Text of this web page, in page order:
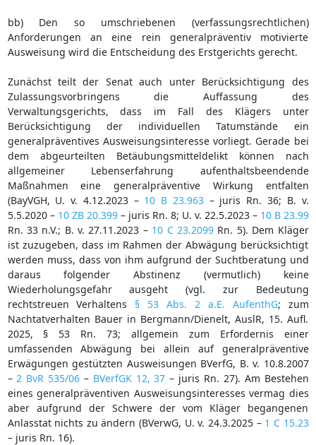
bb) Den so umschriebenen (verfassungsrechtlichen)
Anforderungen an eine rein generalpräventiv motivierte
Ausweisung wird die Entscheidung des Erstgerichts gerecht.
Zunächst teilt der Senat auch unter Berücksichtigung des
Zulassungsvorbringens die Auffassung des
Verwaltungsgerichts, dass im Fall des Klägers unter
Berücksichtigung der individuellen Tatumstände ein
generalpräventives Ausweisungsinteresse vorliegt. Gerade bei
dem abgeurteilten Betäubungsmitteldelikt können nach
allgemeiner Lebenserfahrung aufenthaltsbeendende
Maßnahmen eine generalpräventive Wirkung entfalten
(BayVGH, U. v. 4.12.2023 – 10 B 23.963– juris Rn. 36; B. v.
5.5.2020 – 10 ZB 20.399– juris Rn. 8; U. v. 22.5.2023 – 10 B 23.99
Rn. 33 n.V.; B. v. 27.11.2023 – 10 C 23.2099Rn. 5). Dem Kläger
ist zuzugeben, dass im Rahmen der Abwägung berücksichtigt
werden muss, dass von ihm aufgrund der Suchtberatung und
daraus folgender Abstinenz (vermutlich) keine
Wiederholungsgefahr ausgeht (vgl. zur Bedeutung
rechtstreuen Verhaltens § 53 Abs. 2 a.E. AufenthG; zum
Nachtatverhalten Bauer in Bergmann/Dienelt, AuslR, 15. Aufl.
2025, § 53 Rn. 73; allgemein zum Erfordernis einer
umfassenden Abwägung bei allein auf generalpräventive
Erwägungen gestützten Ausweisungen BVerfG, B. v. 10.8.2007
– 2 BvR 535/06 – BVerfGK 12, 37 – juris Rn. 27). Am Bestehen
eines generalpräventiven Ausweisungsinteresses vermag dies
aber aufgrund der Schwere der vom Kläger begangenen
Anlasstat nichts zu ändern (BVerwG, U. v. 24.3.2025 – 1 C 15.23
– juris Rn. 16).